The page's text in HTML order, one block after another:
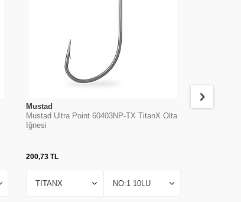
Mustad
Mustad Ultra Point 60403NP-TX TitanX Olta
İğnesi
200,73TL
Mustad